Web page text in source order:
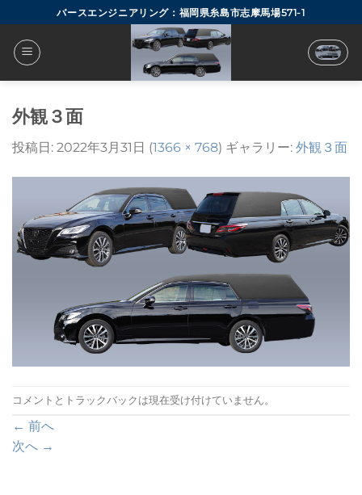
to
content
バースエンジニアリング：福岡県糸島市志摩馬場571-1
外観３面
投稿日: 2022年3月31日 (1366 × 768) ギャラリー: 外観３面
コメントとトラックバックは現在受け付けていません。
← 前へ
次へ →